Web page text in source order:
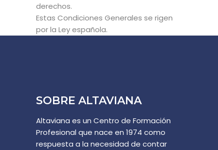
derechos.
Estas Condiciones Generales se rigen
por la Ley española.
SOBRE ALTAVIANA
Altaviana es un Centro de Formación
Profesional que nace en 1974 como
respuesta a la necesidad de contar